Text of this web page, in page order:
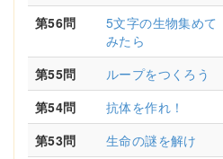
第56問
5文字の生物集めて
みたら
第55問 ループをつくろう
第54問
抗体を作れ！
第53問
生命の謎を解け